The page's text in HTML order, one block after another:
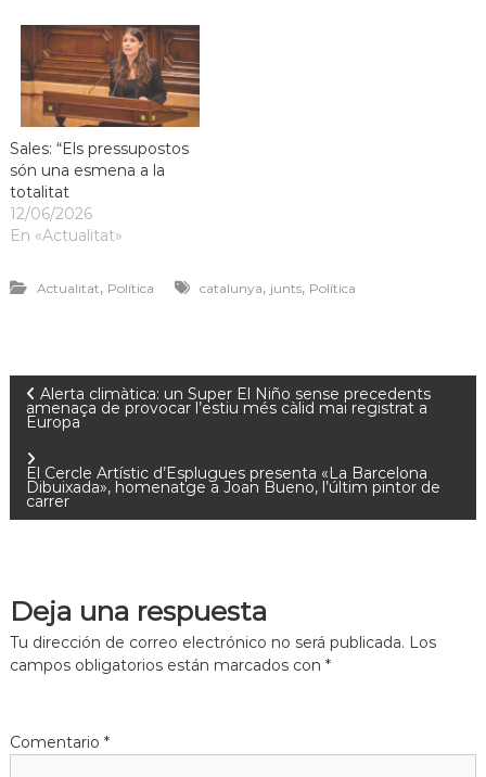
Sales: “Els pressupostos
són una esmena a la
totalitat
12/06/2026
En «Actualitat»
Actualitat, Política catalunya, junts, Política
Alerta climàtica: un Super El Niño sense precedents
amenaça de provocar l’estiu més càlid mai registrat a
Europa
El Cercle Artístic d’Esplugues presenta «La Barcelona
Dibuixada», homenatge a Joan Bueno, l’últim pintor de
carrer
Deja una respuesta
Tu dirección de correo electrónico no será publicada. Los
campos obligatorios están marcados con *
Comentario *